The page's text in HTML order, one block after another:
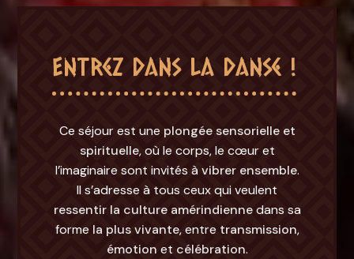
Entrez dans la danse !
Ce séjour est uneplongée sensorielle et
spirituelle, où le corps, le cœur et
l’imaginaire sont invités à vibrer ensemble.
Il s’adresse à tous ceux qui veulent
ressentir la culture amérindiennedans sa
forme la plus vivante, entre transmission,
émotion et célébration.